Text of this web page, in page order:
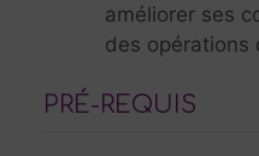
améliorer ses
des opérations
PRÉ-REQUIS